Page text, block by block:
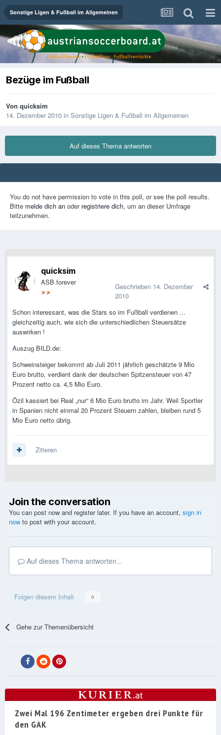
Sonstige Ligen & Fußball im Allgemeinen
Bezüge im Fußball
Von quicksim
14. Dezember 2010 in Sonstige Ligen & Fußball im Allgemeinen
Auf dieses Thema antworten
You do not have permission to vote in this poll, or see the poll results.
Bitte melde dich an oder registriere dich, um an dieser Umfrage
teilzunehmen.
quicksim
ASB forever Geschrieben 14. Dezember
2010
Schon interessant, was die Stars so im Fußball verdienen ...
gleichzeitig auch, wie sich die unterschiedlichen Steuersätze
auswirken !
Auszug BILD.de:
Schweinsteiger bekommt ab Juli 2011 jährlich geschätzte 9 Mio
Euro brutto, verdient dank der deutschen Spitzensteuer von 47
Prozent netto ca. 4,5 Mio Euro.
Özil kassiert bei Real „nur“ 6 Mio Euro brutto im Jahr. Weil Sportler
in Spanien nicht einmal 20 Prozent Steuern zahlen, bleiben rund 5
Mio Euro netto übrig.
Zitieren
Join the conversation
You can post now and register later. If you have an account, sign in
now to post with your account.
Auf dieses Thema antworten...
Folgen diesem Inhalt 0
Gehe zur Themenübersicht
Zwei Mal 196 Zentimeter ergeben drei Punkte für
den GAK